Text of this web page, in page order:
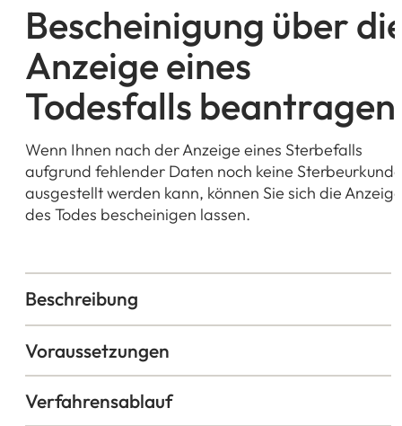
Bescheinigung über
Anzeige eines
Todesfalls beantragen
Wenn Ihnen nach der Anzeige eines Sterbefalls
aufgrund fehlender Daten noch keine Sterbeurkunde
ausgestellt werden kann, können Sie sich die Anzeige
des Todes bescheinigen lassen.
Beschreibung
Voraussetzungen
Verfahrensablauf